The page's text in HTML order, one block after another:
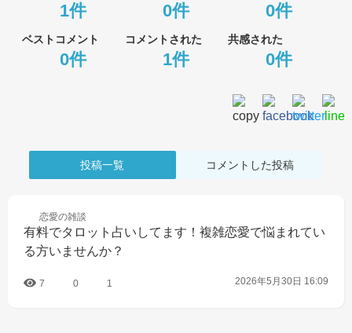
1件 0件 0件
ベストコメント コメントされた 共感された
0件 1件 0件
投稿一覧 コメントした投稿
恋愛の雑談
有料でタロット占いしてます！複雑恋愛で悩まれてい
る方いませんか？
7 0 1 2026年5月30日 16:09